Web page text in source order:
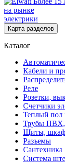
на рынке
электрики
Карта разделов
Каталог
Кабели и
Реле
Розетки,
Счетчики
Теплый пол
Трубы ПВХ,
Щиты,
Разъемы
Сантехника
Система